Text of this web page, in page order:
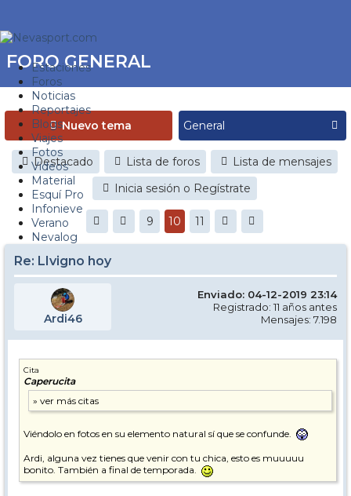
Estaciones
Foros
Noticias
Reportajes
Blogs
Viajes
Fotos
Videos
Material
Esquí Pro
Infonieve
Verano
Nevalog
FORO GENERAL
Nuevo tema
Destacado Lista de foros
Lista de mensajes
Inicia sesión o Regístrate
9 10 11
Re: LIvigno hoy
Ardi46
Enviado: 04-12-2019 23:14
Registrado: 11 años antes
Mensajes: 7.198
Cita
Caperucita
Viéndolo en fotos en su elemento natural sí que se confunde.
Ardi, alguna vez tienes que venir con tu chica, esto es muuuuu
bonito. También a final de temporada.